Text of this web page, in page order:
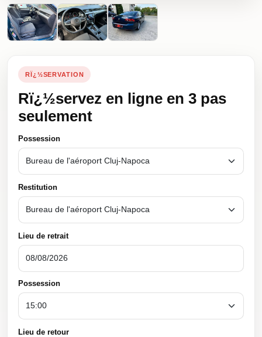
RÏ¿½SERVATION
Rï¿½servez en ligne en 3 pas
seulement
Possession
Restitution
Lieu de retrait
Possession
Lieu de retour